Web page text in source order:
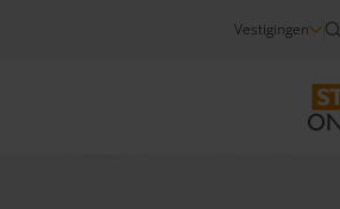
Vestigingen
Lagere vrachtwagenheffing en